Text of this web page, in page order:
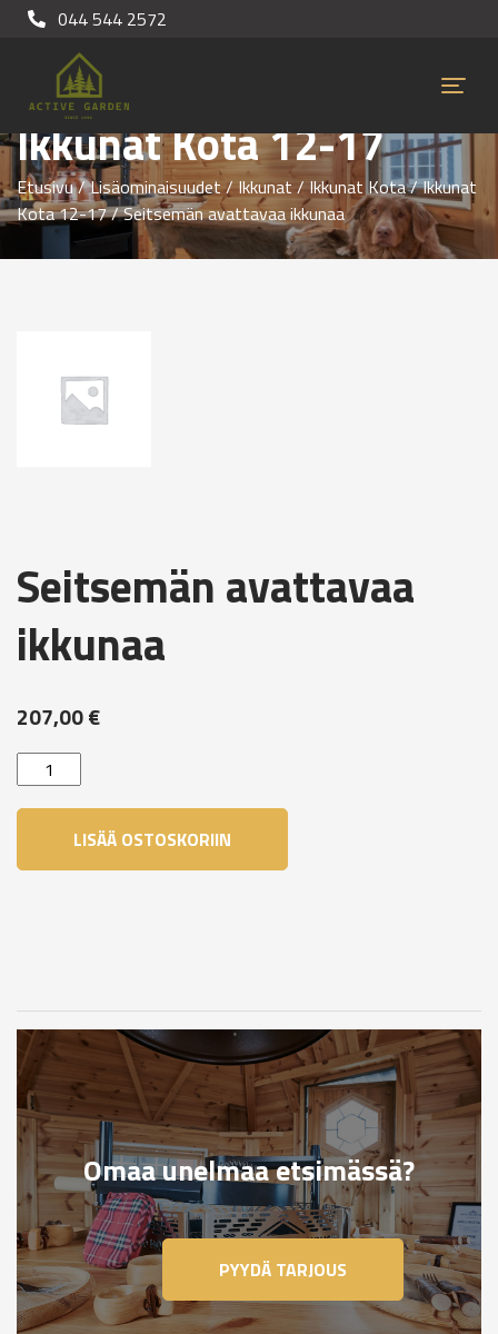
044 544 2572
Ikkunat Kota 12-17
Etusivu/Lisäominaisuudet/Ikkunat /Ikkunat Kota/Ikkunat
Kota 12-17/ Seitsemän avattavaa ikkunaa
Seitsemän avattavaa
ikkunaa
207,00€
Seitsemän
avattavaa
ikkunaa
LISÄÄ OSTOSKORIIN
Omaa unelmaa etsimässä?
PYYDÄ TARJOUS